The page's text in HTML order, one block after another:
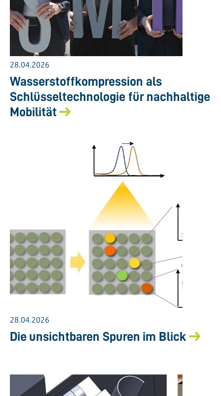
28.04.2026
Wasserstoffkompression als
Schlüsseltechnologie für nachhaltige
Mobilität
28.04.2026
Die unsichtbaren Spuren im Blick